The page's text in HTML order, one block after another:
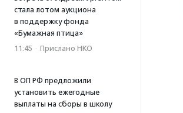
стала лотом аукциона
в поддержку фонда
«Бумажная птица»
11:45 · Прислано НКО
В ОП РФ предложили
установить ежегодные
выплаты на сборы в школу